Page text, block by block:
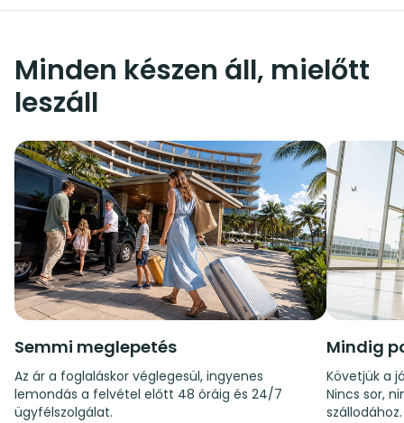
Minden készen áll, mielőtt
leszáll
Semmi meglepetés
Az ár a foglaláskor véglegesül, ingyenes
lemondás a felvétel előtt 48 óráig és 24/7
ügyfélszolgálat.
Mindig
Követjük a
Nincs sor,
szállodához.